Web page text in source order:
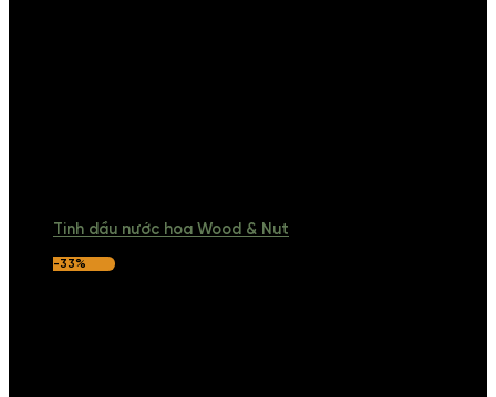
Tinh dầu nước hoa Wood & Nut
-33%